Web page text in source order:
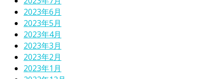
2023年6月
2023年5月
2023年4月
2023年3月
2023年2月
2023年1月